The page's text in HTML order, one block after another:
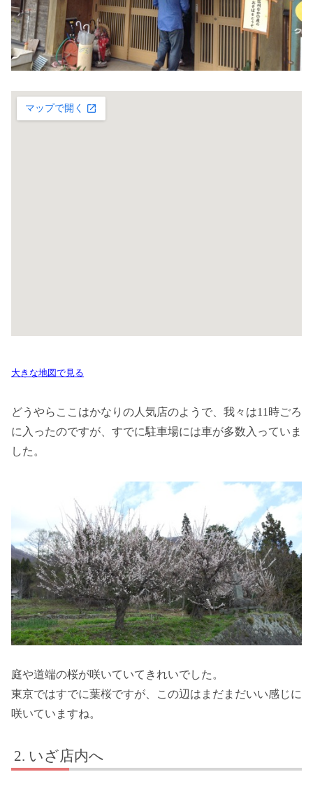
大きな地図で見る
どうやらここはかなりの人気店のようで、我々は11時ごろ
に入ったのですが、すでに駐車場には車が多数入っていま
した。
庭や道端の桜が咲いていてきれいでした。
東京ではすでに葉桜ですが、この辺はまだまだいい感じに
咲いていますね。
いざ店内へ